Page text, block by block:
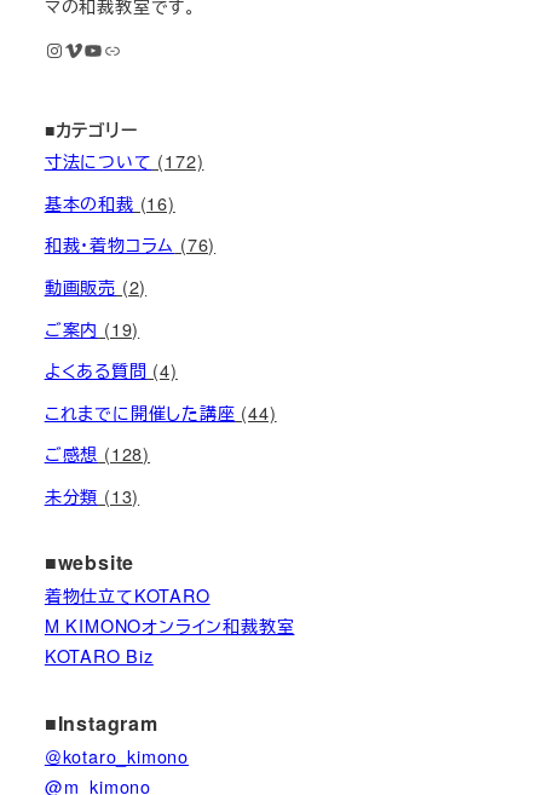
マの和裁教室です。
InstagramVimeo YouTube M KIMONOオンライン和裁教室
■カテゴリー
寸法について (172)
基本の和裁 (16)
和裁・着物コラム (76)
動画販売 (2)
ご案内 (19)
よくある質問 (4)
これまでに開催した講座 (44)
ご感想 (128)
未分類 (13)
■website
着物仕立てKOTARO
M KIMONOオンライン和裁教室
KOTARO Biz
■Instagram
＠kotaro_kimono
@m_kimono_